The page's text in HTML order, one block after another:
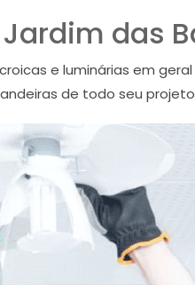
das
e luminárias em
de todo seu